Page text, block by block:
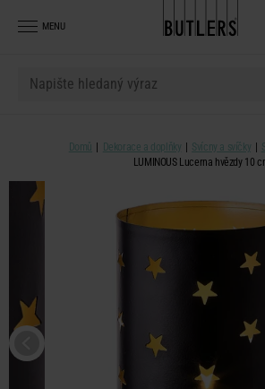
MENU
Domů Dekorace a doplňky Svícny a svíčky
LUMINOUS Lucerna hvězdy 10